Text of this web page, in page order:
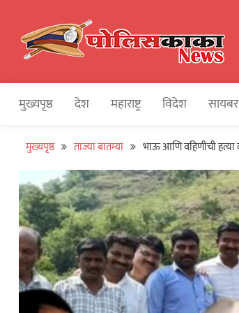
content
पोलीसकाका |
मुख्यपृष्ठ देश महाराष्ट्र विदेश
मुख्यपृष्ठ ताज्या बातम्या भाऊ आणि वहिणीची हत्या